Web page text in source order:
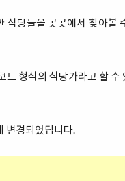
식당들을 곳곳에서 찾아볼
트 형식의 식당가라고 할 수
변경되었답니다.